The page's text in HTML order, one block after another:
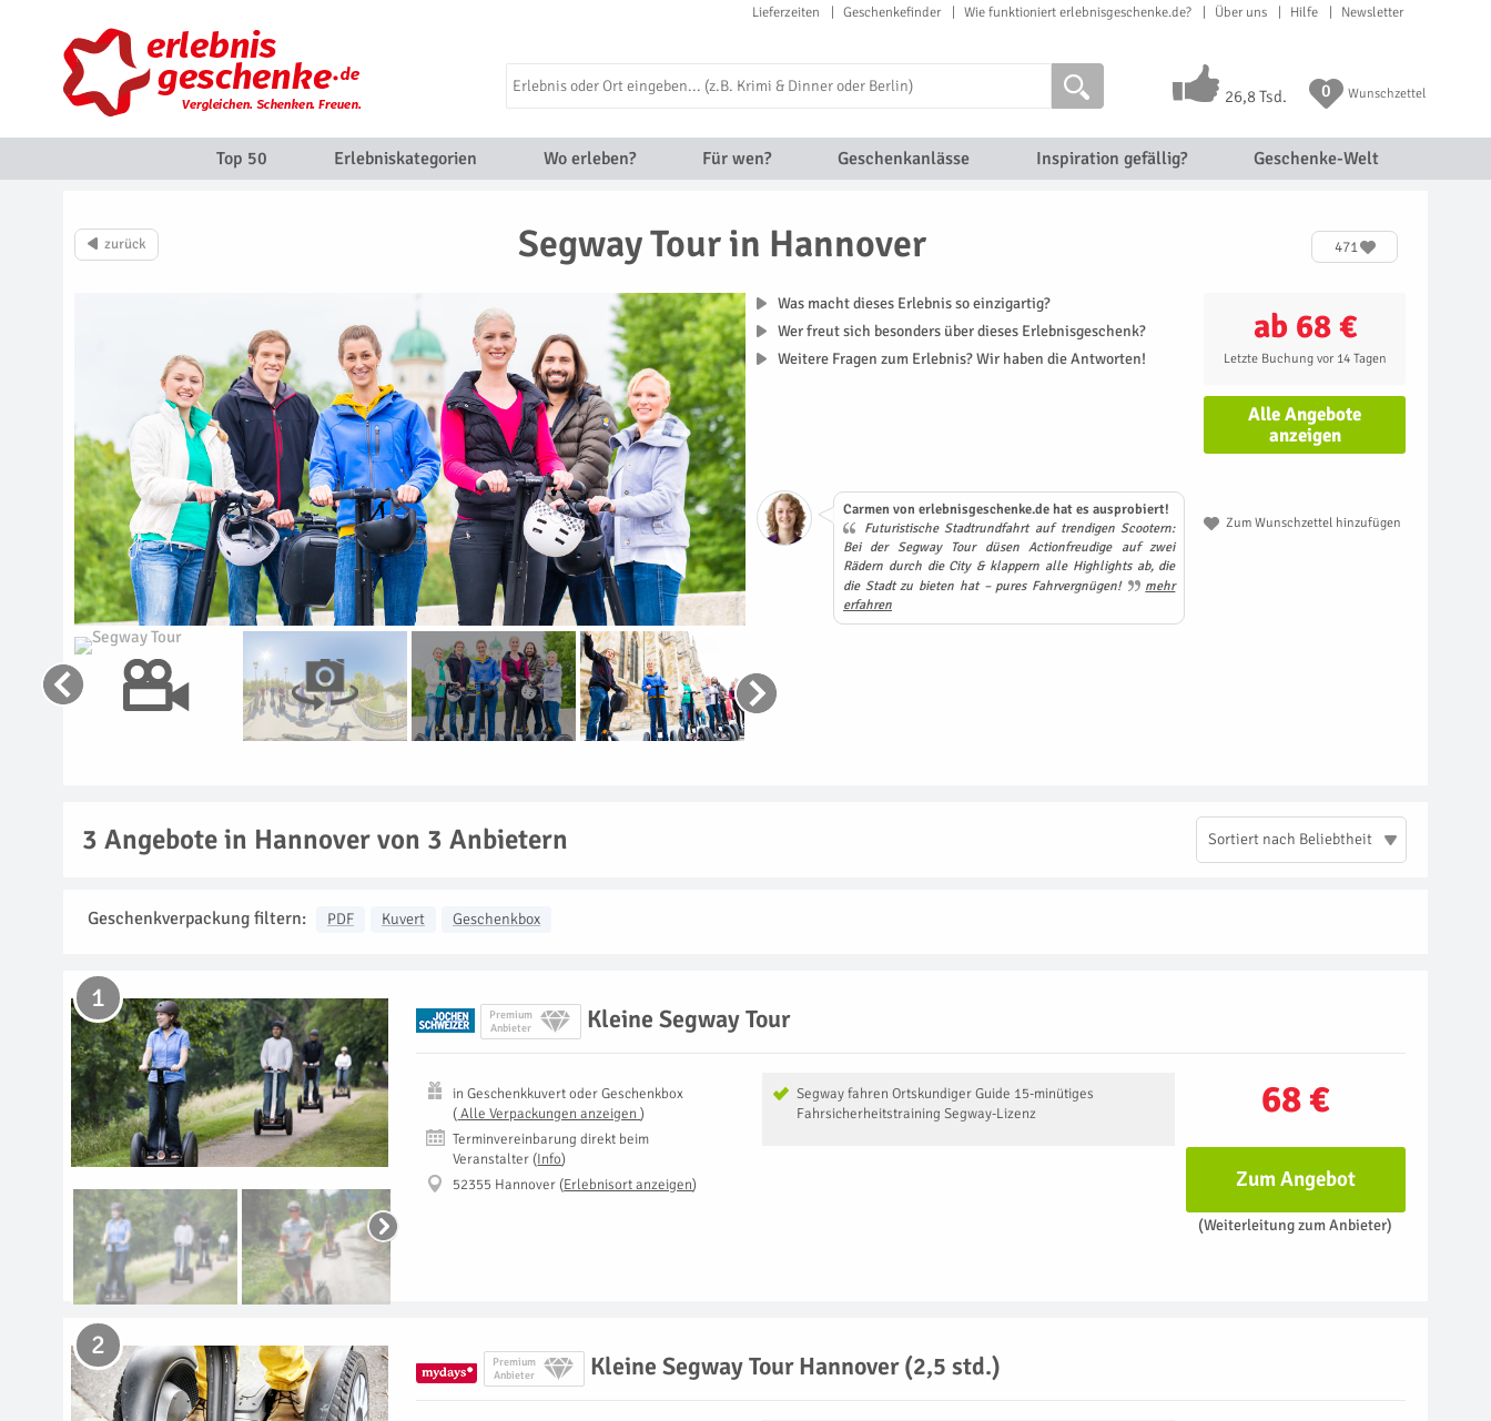
Lieferzeiten Geschenkefinder Wie funktioniert erlebnisgeschenke.de? Über uns Hilfe Newsletter
26,8 Tsd. 0 Wunschzettel
Top 50 Erlebniskategorien Wo erleben? Für wen? Geschenkanlässe Inspiration gefällig? Geschenke-Welt
Segway Tour in Hannover 471
ab 68 €
Letzte Buchung vor 14 Tagen
Alle Angebote
anzeigen
Zum Wunschzettel hinzufügen
Was macht dieses Erlebnis so einzigartig?
Wer freut sich besonders über dieses Erlebnisgeschenk?
Weitere Fragen zum Erlebnis? Wir haben die Antworten!
Carmen von erlebnisgeschenke.de hat es ausprobiert!
Futuristische Stadtrundfahrt auf trendigen Scootern:
Bei der Segway Tour düsen Actionfreudige auf zwei
Rädern durch die City & klappern alle Highlights ab, die
die Stadt zu bieten hat – pures Fahrvergnügen!
mehr
erfahren
3 Angebote in Hannover von 3 Anbietern Sortiert nach Beliebtheit
Geschenkverpackung filtern: PDF Kuvert Geschenkbox
Premium
Anbieter
Kleine Segway Tour
1
68 €
Segway fahren Ortskundiger Guide 15-minütiges
Fahrsicherheitstraining Segway-Lizenz
inGeschenkkuvert oder Geschenkbox
( Alle Verpackungen anzeigen )
Terminvereinbarung direkt beim
Veranstalter (Info)
52355 Hannover (Erlebnisort anzeigen) Zum Angebot
(Weiterleitung zum Anbieter)
Premium
Anbieter
Kleine Segway Tour Hannover (2,5 std.)
2